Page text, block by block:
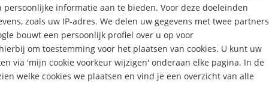
persoonlijke informatie aan te bieden. Voor deze doeleinden
zoals uw IP-adres. We delen uw gegevens met twee partners
bouwt een persoonlijk profiel over u op voor
om toestemming voor het plaatsen van cookies. U kunt uw
via 'mijn cookie voorkeur wijzigen' onderaan elke pagina. In de
welke cookies we plaatsen en vind je een overzicht van alle